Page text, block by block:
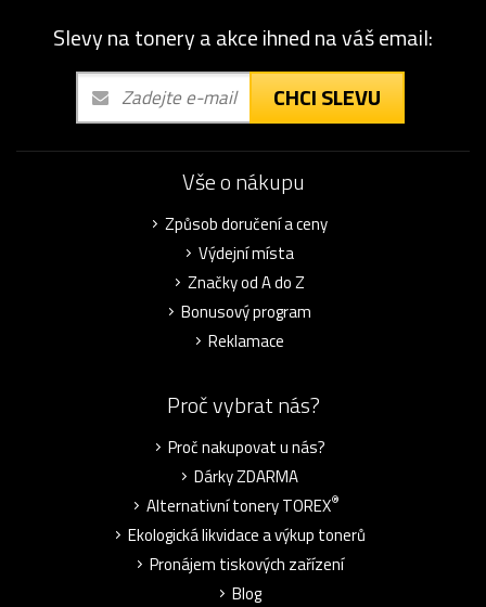
Slevy na tonery a akce ihned na váš email:
CHCI SLEVU
Vše o nákupu
Způsob doručení a ceny
Výdejní místa
Značky od A do Z
Bonusový program
Reklamace
Proč vybrat nás?
Proč nakupovat u nás?
Dárky ZDARMA
Alternativní tonery TOREX®
Ekologická likvidace a výkup tonerů
Pronájem tiskových zařízení
Blog